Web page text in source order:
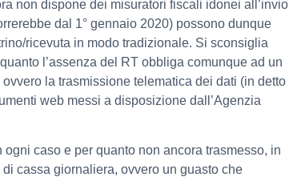
non dispone dei misuratori fiscali idonei all’invio
dal 1° gennaio 2020) possono dunque
ricevuta in modo tradizionale. Si sconsiglia
l’assenza del RT obbliga comunque ad un
ovvero la trasmissione telematica dei dati (in detto
web messi a disposizione dall’Agenzia
caso e per quanto non ancora trasmesso, in
cassa giornaliera, ovvero un guasto che